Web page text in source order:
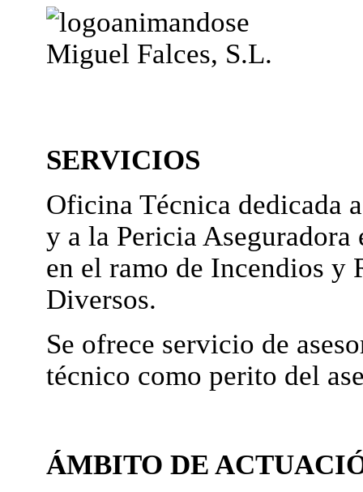
Miguel Falces, S.L.
SERVICIOS
Oficina Técnica dedicada
y a la Pericia Aseguradora
en el ramo de Incendios y
Diversos.
Se ofrece servicio de
técnico como perito del
ÁMBITO DE